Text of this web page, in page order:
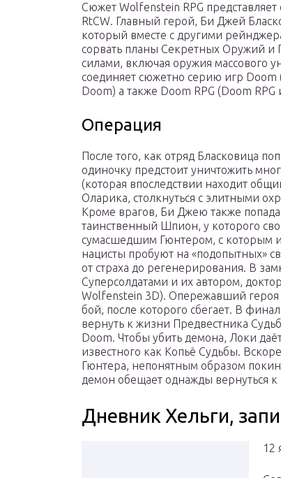
Сюжет Wolfenstein RPG
RtCW. Главный герой, Би Джей
который вместе с другими
сорвать планы Секретных Оружий
силами, включая оружия массового
соединяет сюжетно серию игр Doom
Doom) а также Doom RPG (Doom RPG
Операция
После того, как отряд Бласковица
одиночку предстоит уничтожить
(которая впоследствии находит
Оларика, столкнуться с элитными
Кроме врагов, Би Джею также
таинственный Шпион, у которого
сумасшедшим Гюнтером, с которым
нацисты пробуют на «подопытных»
от страха до регенерирования. В
Суперсолдатами и их автором,
Wolfenstein 3D). Опережавший
бой, после которого сбегает. В
вернуть к жизни Предвестника
Doom. Чтобы убить демона, Локи
известного как Копьё Судьбы.
Гюнтера, непонятным образом
демон обещает однажды вернуться
Дневник Хельги,
12